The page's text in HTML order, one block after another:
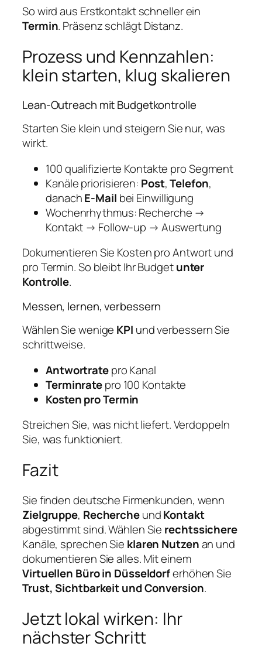
So wird aus Erstkontakt schneller ein
Termin. Präsenz schlägt Distanz.
Prozess und Kennzahlen:
klein starten, klug skalieren
Lean‑Outreach mit Budgetkontrolle
Starten Sie klein und steigern Sie nur, was
wirkt.
100 qualifizierte Kontakte pro Segment
Kanäle priorisieren: Post,Telefon,
danachE‑Mail bei Einwilligung
Wochenrhythmus: Recherche →
Kontakt → Follow‑up → Auswertung
Dokumentieren Sie Kosten pro Antwort und
pro Termin. So bleibt Ihr Budgetunter
Kontrolle.
Messen, lernen, verbessern
Wählen Sie wenige KPI und verbessern Sie
schrittweise.
Antwortratepro Kanal
Terminratepro 100 Kontakte
Kosten pro Termin
Streichen Sie, was nicht liefert. Verdoppeln
Sie, was funktioniert.
Fazit
Sie finden deutsche Firmenkunden, wenn
Zielgruppe, RechercheundKontakt
abgestimmt sind. Wählen Sie rechtssichere
Kanäle, sprechen Sie klaren Nutzenan und
dokumentieren Sie alles. Mit einem
Virtuellen Büro in Düsseldorferhöhen Sie
Trust, Sichtbarkeit und Conversion.
Jetzt lokal wirken: Ihr
nächster Schritt